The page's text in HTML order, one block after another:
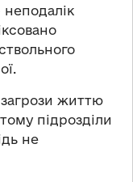
неподалік
життю
підрозділи
не